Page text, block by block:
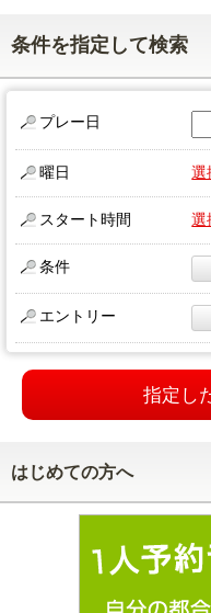
条件を指定して検索
プレー日
曜日 選
スタート時間 選
条件
エントリー
指定し
はじめての方へ